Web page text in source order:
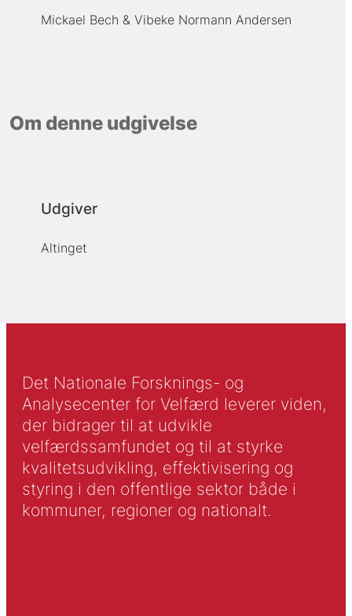
Mickael Bech Vibeke Normann Andersen
Om denne udgivelse
Udgiver
Altinget
Det Nationale Forsknings- og
Analysecenter for Velfærd leverer viden,
der bidrager til at udvikle
velfærdssamfundet og til at styrke
kvalitetsudvikling, effektivisering og
styring i den offentlige sektor både i
kommuner, regioner og nationalt.